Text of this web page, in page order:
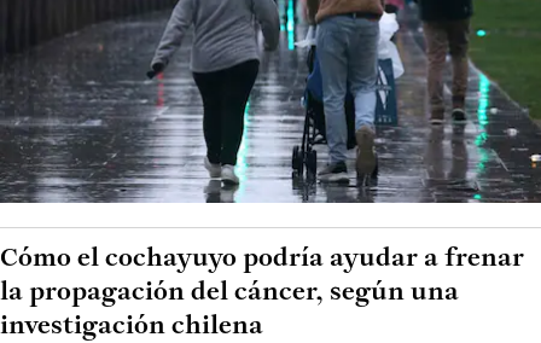
Cómo el cochayuyo podría ayudar a frenar
la propagación del cáncer, según una
investigación chilena